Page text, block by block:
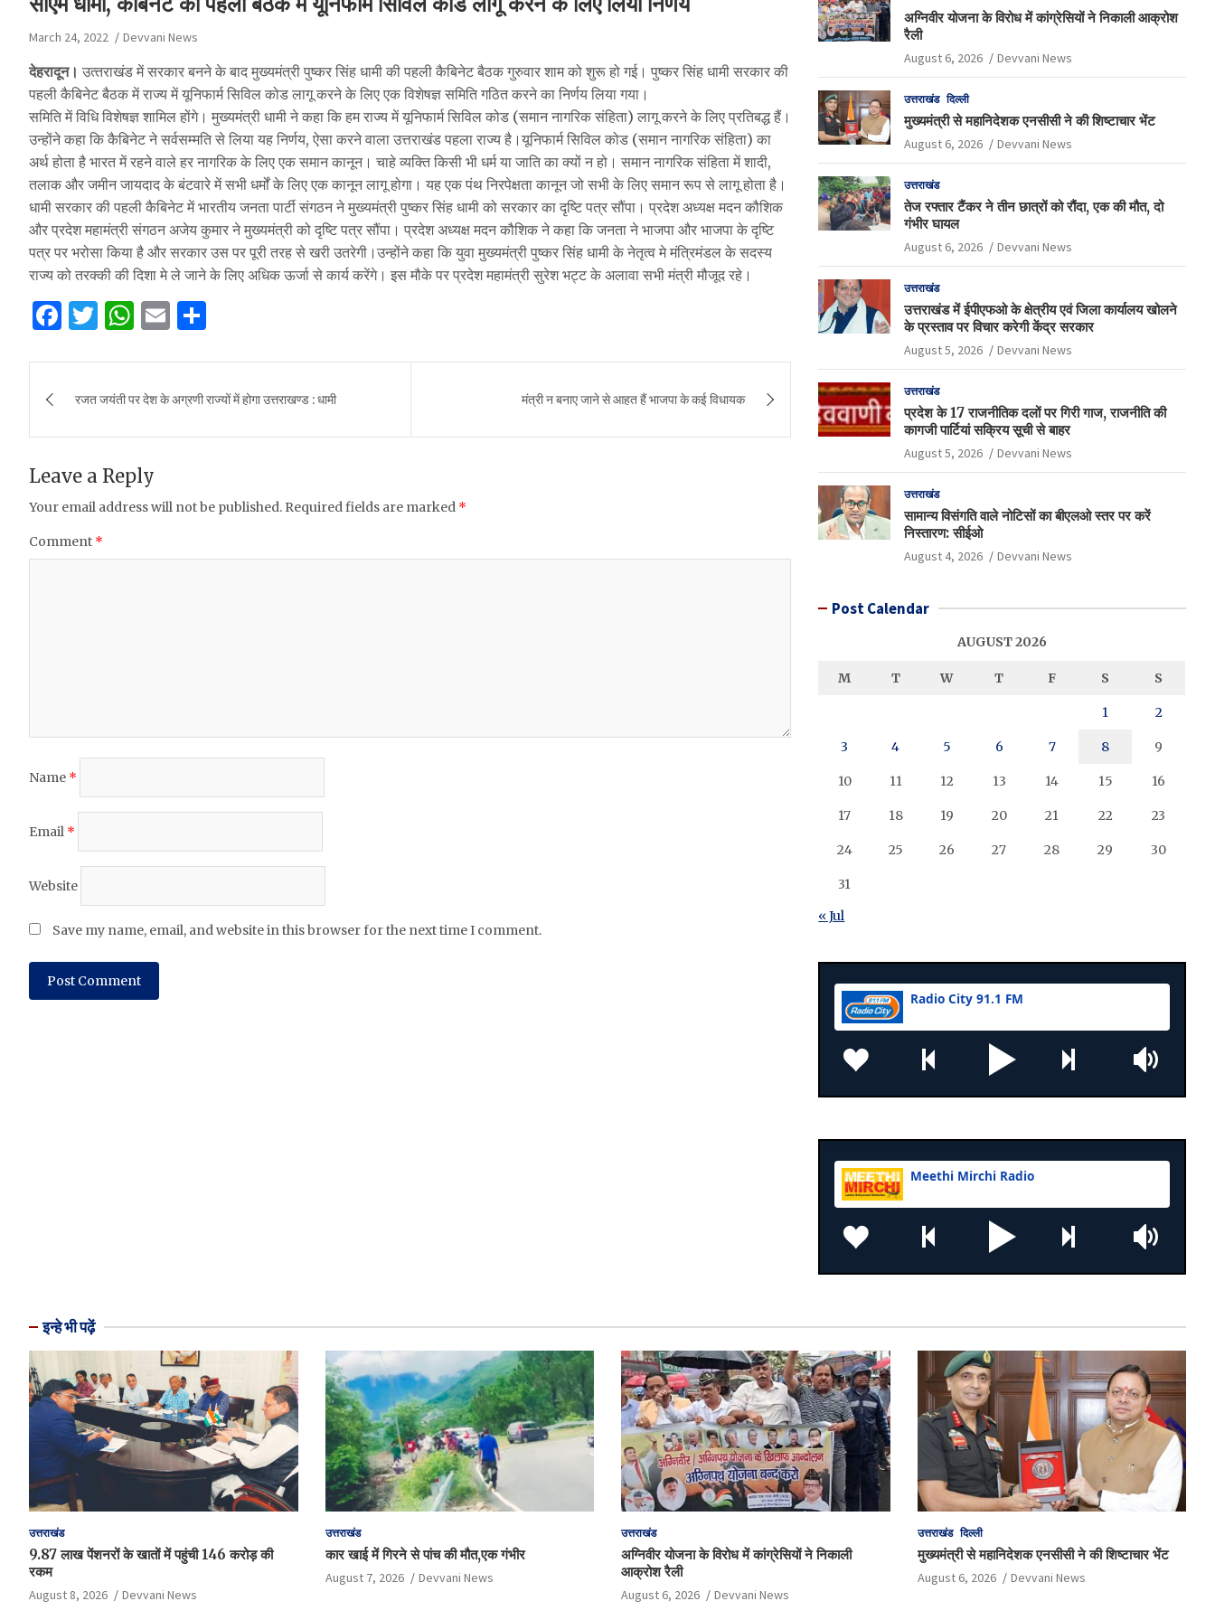
March 24, 2022 Devvani News
देहरादून। उत्‍तराखंड में सरकार बनने के बाद मुख्‍यमंत्री पुष्‍कर सिंह धामी की पहली कैबिनेट बैठक गुरुवार शाम को शुरू हो गई। पुष्कर सिंह धामी सरकार की
पहली कैबिनेट बैठक में राज्य में यूनिफार्म सिविल कोड लागू करने के लिए एक विशेषज्ञ समिति गठित करने का निर्णय लिया गया।
समिति में विधि विशेषज्ञ शामिल होंगे। मुख्यमंत्री धामी ने कहा कि हम राज्य में यूनिफार्म सिविल कोड (समान नागरिक संहिता) लागू करने के लिए प्रतिबद्ध हैं।
उन्होंने कहा कि कैबिनेट ने सर्वसम्मति से लिया यह निर्णय, ऐसा करने वाला उत्तराखंड पहला राज्य है।यूनिफार्म सिविल कोड (समान नागरिक संहिता) का
अर्थ होता है भारत में रहने वाले हर नागरिक के लिए एक समान कानून। चाहे व्‍यक्ति किसी भी धर्म या जाति का क्यों न हो। समान नागरिक संहिता में शादी,
तलाक और जमीन जायदाद के बंटवारे में सभी धर्मों के लिए एक कानून लागू होगा। यह एक पंथ निरपेक्षता कानून जो सभी के लिए समान रूप से लागू होता है।
धामी सरकार की पहली कैबिनेट में भारतीय जनता पार्टी संगठन ने मुख्यमंत्री पुष्कर सिंह धामी को सरकार का दृष्टि पत्र सौंपा। प्रदेश अध्यक्ष मदन कौशिक
और प्रदेश महामंत्री संगठन अजेय कुमार ने मुख्‍यमंत्री को दृष्टि पत्र सौंपा। प्रदेश अध्यक्ष मदन कौशिक ने कहा कि जनता ने भाजपा और भाजपा के दृष्टि
पत्र पर भरोसा किया है और सरकार उस पर पूरी तरह से खरी उतरेगी।उन्होंने कहा कि युवा मुख्‍यमंत्री पुष्कर सिंह धामी के नेतृत्व मे मंत्रिमंडल के सदस्य
राज्य को तरक्की की दिशा मे ले जाने के लिए अधिक ऊर्जा से कार्य करेंगे। इस मौके पर प्रदेश महामंत्री सुरेश भट्ट के अलावा सभी मंत्री मौजूद रहे।
F
c
e
b
o
k
T
it
te
r
W
at
s
A
p
p
E
ai
l
ar
e
navigation
रजत जयंती पर देश के अग्रणी राज्यों में होगा उत्तराखण्ड : धामी मंत्री न बनाए जाने से आहत हैं भाजपा के कई विधायक
Leave a Reply
Your email address will not be published. Required fields are marked *
Comment *
Name *
Email *
Website
Save my name, email, and website in this browser for the next time I comment.
अग्निवीर योजना के विरोध में कांग्रेसियों ने निकाली आक्रोश
रैली
August 6, 2026 Devvani News
उत्तराखंड दिल्ली
मुख्यमंत्री से महानिदेशक एनसीसी ने की शिष्टाचार भेंट
August 6, 2026 Devvani News
उत्तराखंड
तेज रफ्तार टैंकर ने तीन छात्रों को रौंदा, एक की मौत, दो
गंभीर घायल
August 6, 2026 Devvani News
उत्तराखंड
उत्तराखंड में ईपीएफओ के क्षेत्रीय एवं जिला कार्यालय खोलने
के प्रस्ताव पर विचार करेगी केंद्र सरकार
August 5, 2026 Devvani News
उत्तराखंड
प्रदेश के 17 राजनीतिक दलों पर गिरी गाज, राजनीति की
कागजी पार्टियां सक्रिय सूची से बाहर
August 5, 2026 Devvani News
उत्तराखंड
सामान्य विसंगति वाले नोटिसों का बीएलओ स्तर पर करें
निस्तारण: सीईओ
August 4, 2026 Devvani News
Post Calendar
AUGUST 2026
M T W T F S S
1 2
3 4 5 6 7 8 9
10 11 12 13 14 15 16
17 18 19 20 21 22 23
24 25 26 27 28 29 30
31
« Jul
इन्हे भी पढ़ें
उत्तराखंड
9.87 लाख पेंशनरों के खातों में पहुंची 146 करोड़ की
रकम
August 8, 2026 Devvani News
उत्तराखंड
कार खाई में गिरने से पांच की मौत,एक गंभीर
August 7, 2026 Devvani News
उत्तराखंड
अग्निवीर योजना के विरोध में कांग्रेसियों ने निकाली
आक्रोश रैली
August 6, 2026 Devvani News
उत्तराखंड दिल्ली
मुख्यमंत्री से महानिदेशक एनसीसी ने की शिष्टाचार भेंट
August 6, 2026 Devvani News